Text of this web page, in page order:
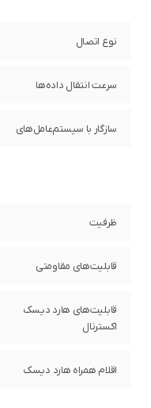
نوع اتصال
سرعت انتقال داده‌ها
سازگار با سیستم‌عامل‌های
ظرفیت
قابلیت‌های مقاومتی
قابلیت‌های هارد دیسک
اکسترنال
اقلام همراه هارد دیسک